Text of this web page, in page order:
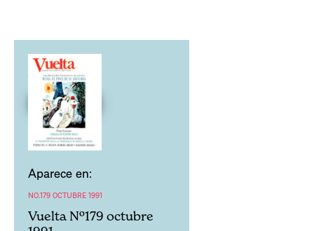
Aparece en:
NO.179 OCTUBRE 1991
Vuelta Nº179 octubre